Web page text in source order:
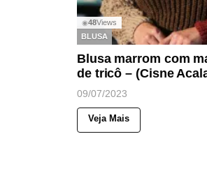
◉48Views
BLUSA
Blusa marrom com
de tricô – (Cisne
09/07/2023
Veja Mais